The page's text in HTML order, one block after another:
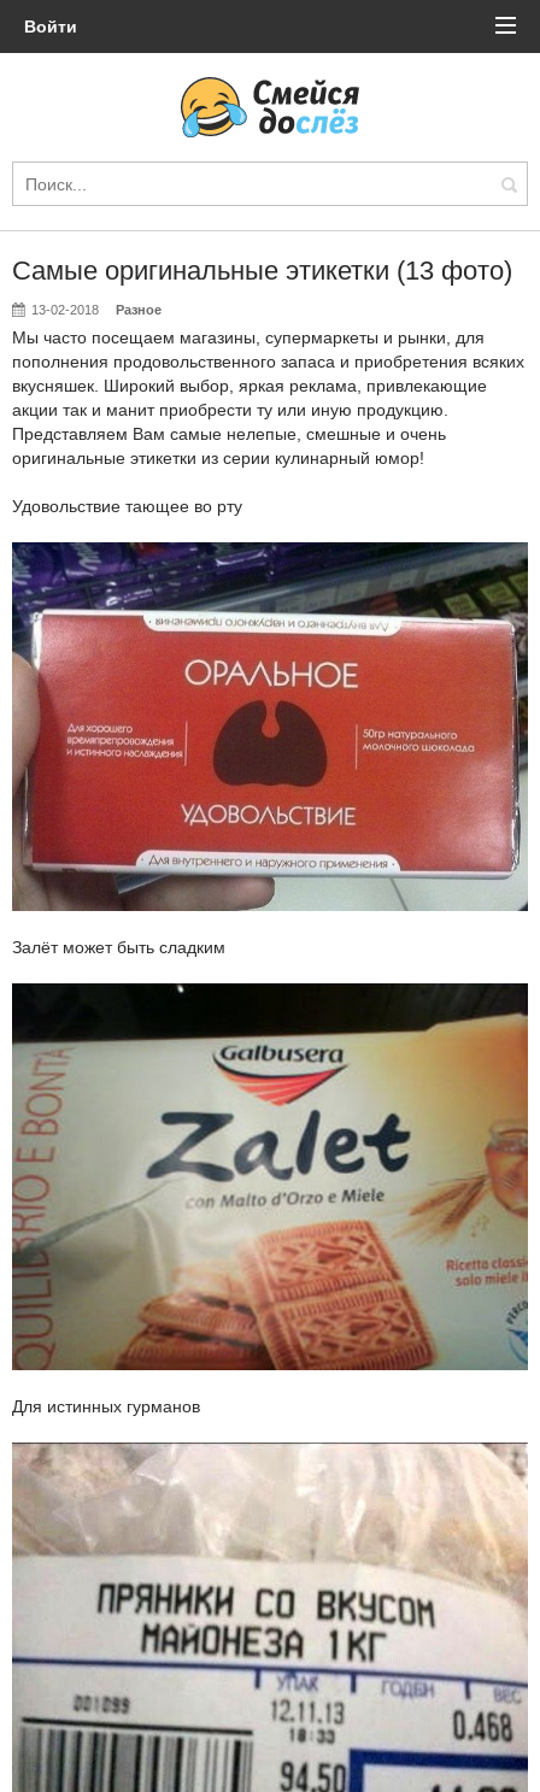
Войти
Самые оригинальные этикетки (13 фото)
13-02-2018 Разное
Мы часто посещаем магазины, супермаркеты и рынки, для
пополнения продовольственного запаса и приобретения всяких
вкусняшек. Широкий выбор, яркая реклама, привлекающие
акции так и манит приобрести ту или иную продукцию.
Представляем Вам самые нелепые, смешные и очень
оригинальные этикетки из серии кулинарный юмор!
Удовольствие тающее во рту
Залёт может быть сладким
Для истинных гурманов